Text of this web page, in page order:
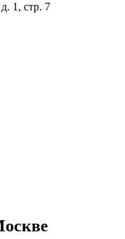
1, стр. 7